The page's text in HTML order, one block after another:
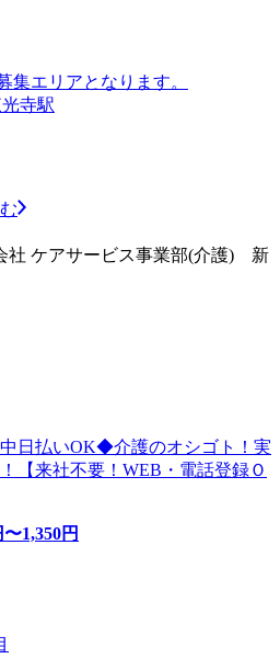
エリアとなります。
寺駅
社 ケアサービス事業部(介護) 新
日払いOK◆介護のオシゴト！実
【来社不要！WEB・電話登録Ｏ
〜1,350円